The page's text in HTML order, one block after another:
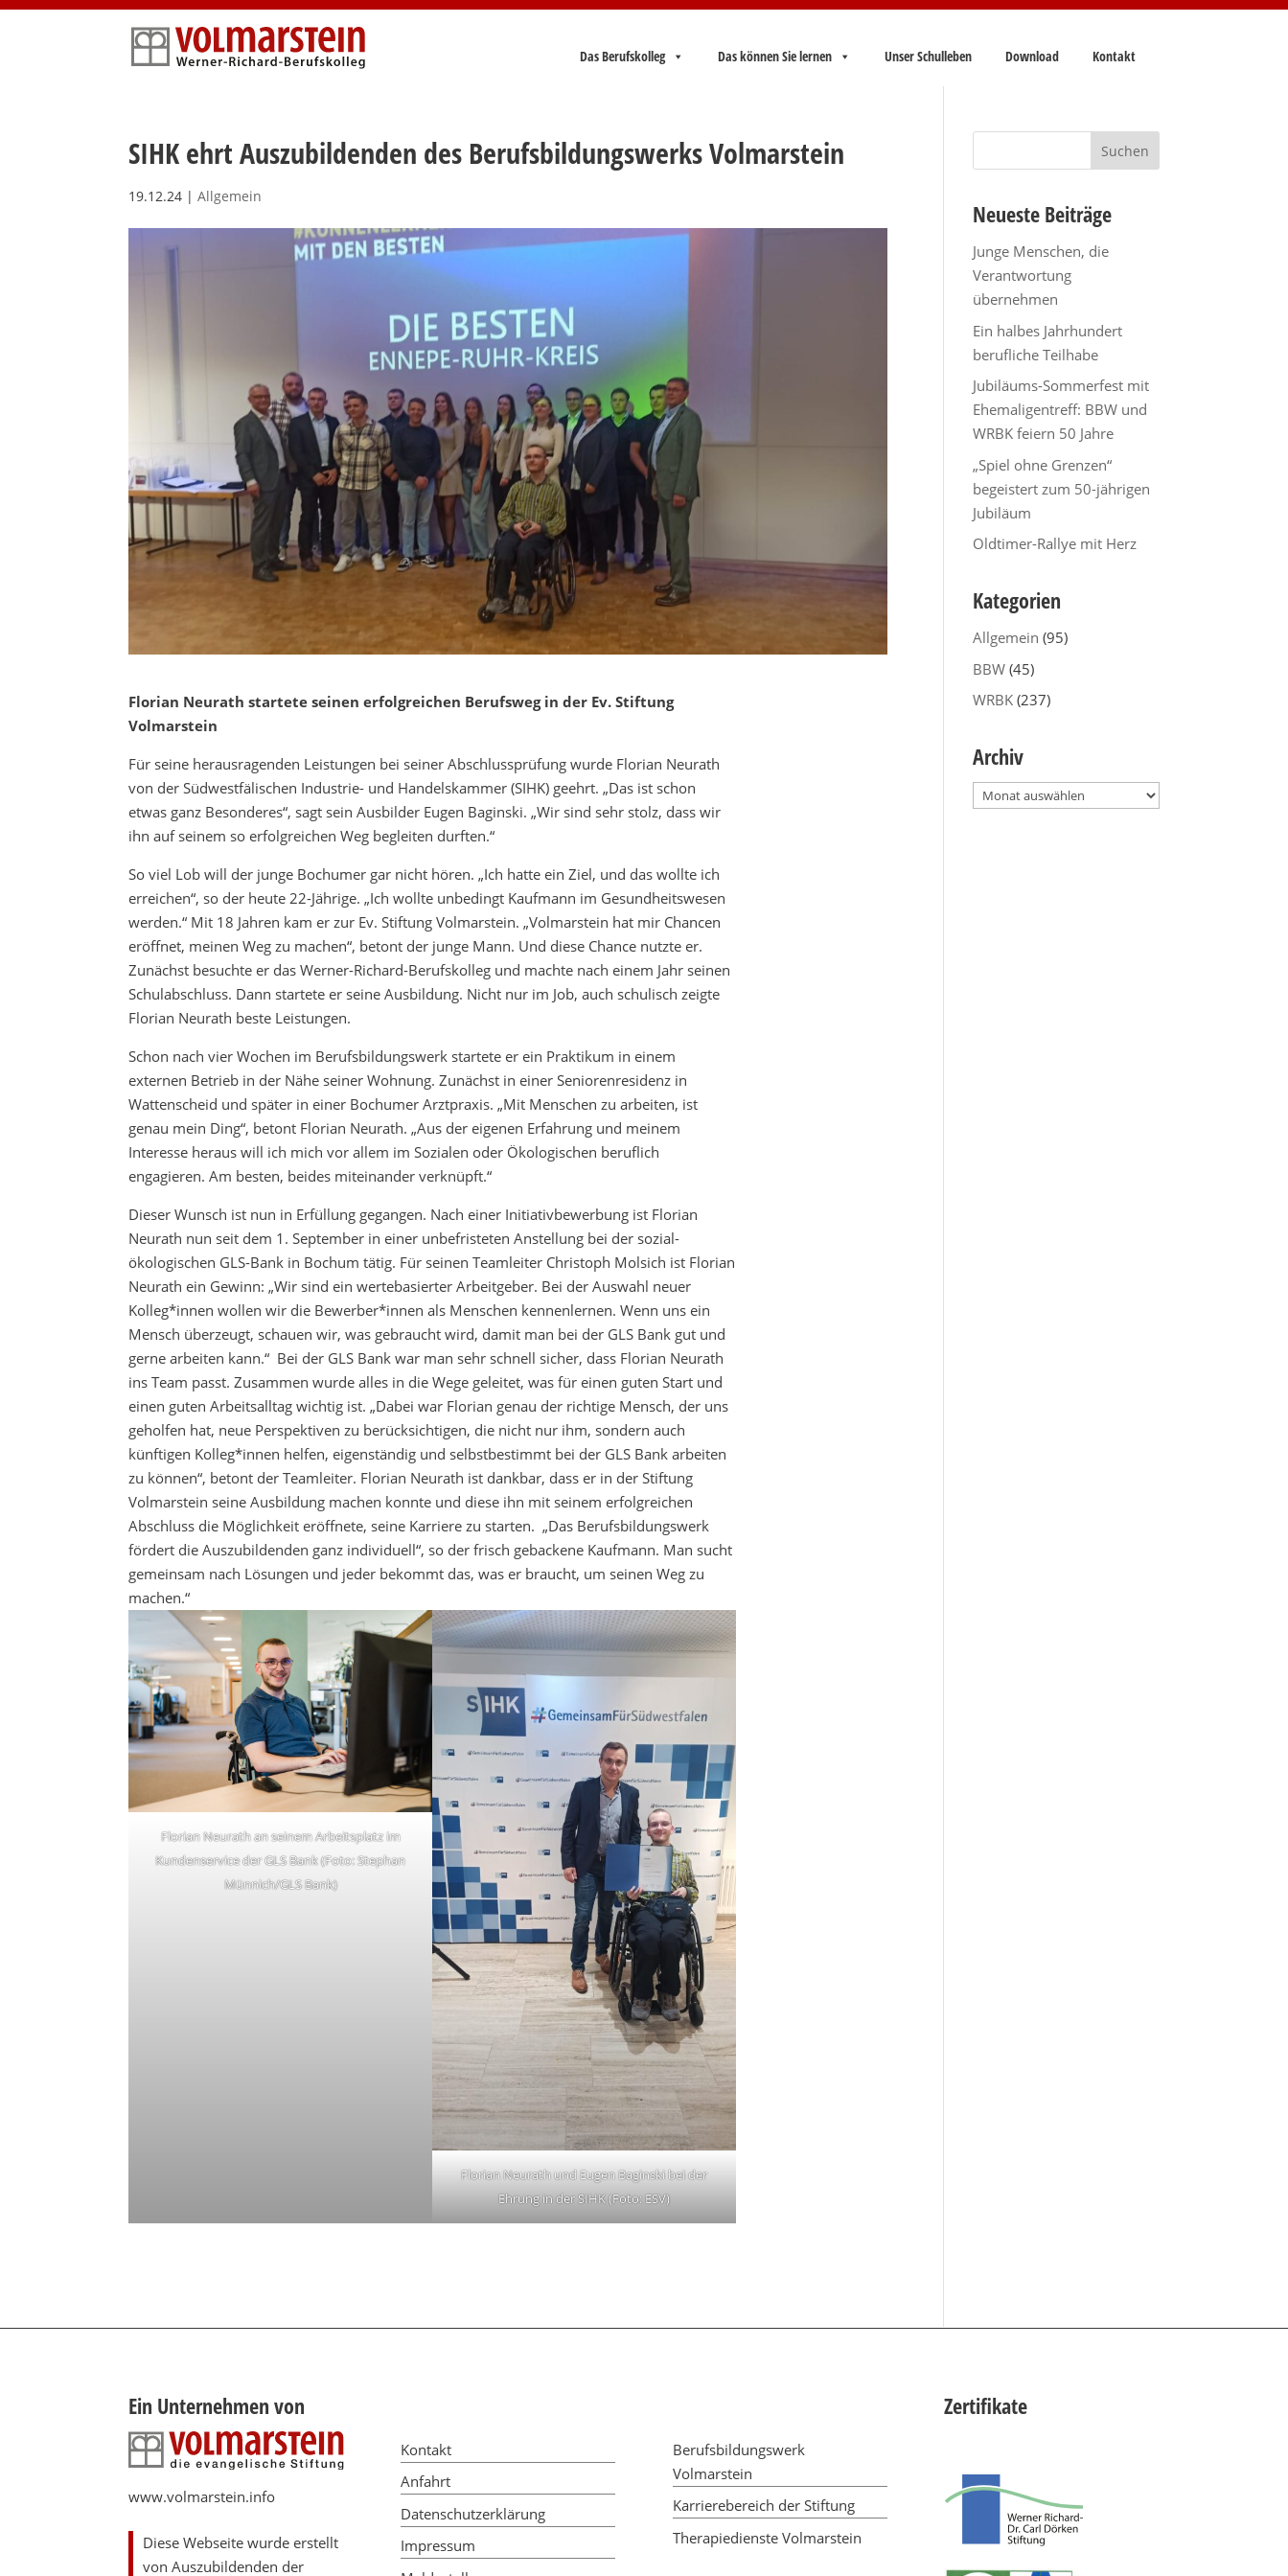
Skip
Das Berufskolleg Das können Sie lernen Unser Schulleben Download Kontakt
SIHK ehrt Auszubildenden des Berufsbildungswerks Volmarstein
19.12.24 |Allgemein
Florian Neurath startete seinen erfolgreichen Berufsweg in der Ev. Stiftung
Volmarstein
Für seine herausragenden Leistungen bei seiner Abschlussprüfung wurde Florian Neurath
von der Südwestfälischen Industrie- und Handelskammer (SIHK) geehrt. „Das ist schon
etwas ganz Besonderes“, sagt sein Ausbilder Eugen Baginski. „Wir sind sehr stolz, dass wir
ihn auf seinem so erfolgreichen Weg begleiten durften.“
So viel Lob will der junge Bochumer gar nicht hören. „Ich hatte ein Ziel, und das wollte ich
erreichen“, so der heute 22-Jährige. „Ich wollte unbedingt Kaufmann im Gesundheitswesen
werden.“ Mit 18 Jahren kam er zur Ev. Stiftung Volmarstein. „Volmarstein hat mir Chancen
eröffnet, meinen Weg zu machen“, betont der junge Mann. Und diese Chance nutzte er.
Zunächst besuchte er das Werner-Richard-Berufskolleg und machte nach einem Jahr seinen
Schulabschluss. Dann startete er seine Ausbildung. Nicht nur im Job, auch schulisch zeigte
Florian Neurath beste Leistungen.
Schon nach vier Wochen im Berufsbildungswerk startete er ein Praktikum in einem
externen Betrieb in der Nähe seiner Wohnung. Zunächst in einer Seniorenresidenz in
Wattenscheid und später in einer Bochumer Arztpraxis. „Mit Menschen zu arbeiten, ist
genau mein Ding“, betont Florian Neurath. „Aus der eigenen Erfahrung und meinem
Interesse heraus will ich mich vor allem im Sozialen oder Ökologischen beruflich
engagieren. Am besten, beides miteinander verknüpft.“
Dieser Wunsch ist nun in Erfüllung gegangen. Nach einer Initiativbewerbung ist Florian
Neurath nun seit dem 1. September in einer unbefristeten Anstellung bei der sozial-
ökologischen GLS-Bank in Bochum tätig. Für seinen Teamleiter Christoph Molsich ist Florian
Neurath ein Gewinn: „Wir sind ein wertebasierter Arbeitgeber. Bei der Auswahl neuer
Kolleg*innen wollen wir die Bewerber*innen als Menschen kennenlernen. Wenn uns ein
Mensch überzeugt, schauen wir, was gebraucht wird, damit man bei der GLS Bank gut und
gerne arbeiten kann.“ Bei der GLS Bank war man sehr schnell sicher, dass Florian Neurath
ins Team passt. Zusammen wurde alles in die Wege geleitet, was für einen guten Start und
einen guten Arbeitsalltag wichtig ist. „Dabei war Florian genau der richtige Mensch, der uns
geholfen hat, neue Perspektiven zu berücksichtigen, die nicht nur ihm, sondern auch
künftigen Kolleg*innen helfen, eigenständig und selbstbestimmt bei der GLS Bank arbeiten
zu können“, betont der Teamleiter. Florian Neurath ist dankbar, dass er in der Stiftung
Volmarstein seine Ausbildung machen konnte und diese ihn mit seinem erfolgreichen
Abschluss die Möglichkeit eröffnete, seine Karriere zu starten. „Das Berufsbildungswerk
fördert die Auszubildenden ganz individuell“, so der frisch gebackene Kaufmann. Man sucht
gemeinsam nach Lösungen und jeder bekommt das, was er braucht, um seinen Weg zu
machen.“
Florian Neurath an seinem Arbeitsplatz im
Kundenservice der GLS Bank (Foto: Stephan
Münnich/GLS Bank)
Florian Neurath und Eugen Baginski bei der
Ehrung in der SIHK (Foto: ESV)
Suchen
Neueste Beiträge
Junge Menschen, die
Verantwortung
übernehmen
Ein halbes Jahrhundert
berufliche Teilhabe
Jubiläums-Sommerfest mit
Ehemaligentreff: BBW und
WRBK feiern 50 Jahre
„Spiel ohne Grenzen“
begeistert zum 50-jährigen
Jubiläum
Oldtimer-Rallye mit Herz
Kategorien
Allgemein (95)
BBW (45)
WRBK (237)
Archiv
Archiv
Ein Unternehmen von
www.volmarstein.info
Diese Webseite wurde erstellt
von Auszubildenden der
Kontakt
Anfahrt
Datenschutzerklärung
Impressum
Berufsbildungswerk
Volmarstein
Karrierebereich der Stiftung
Therapiedienste Volmarstein
Zertifikate